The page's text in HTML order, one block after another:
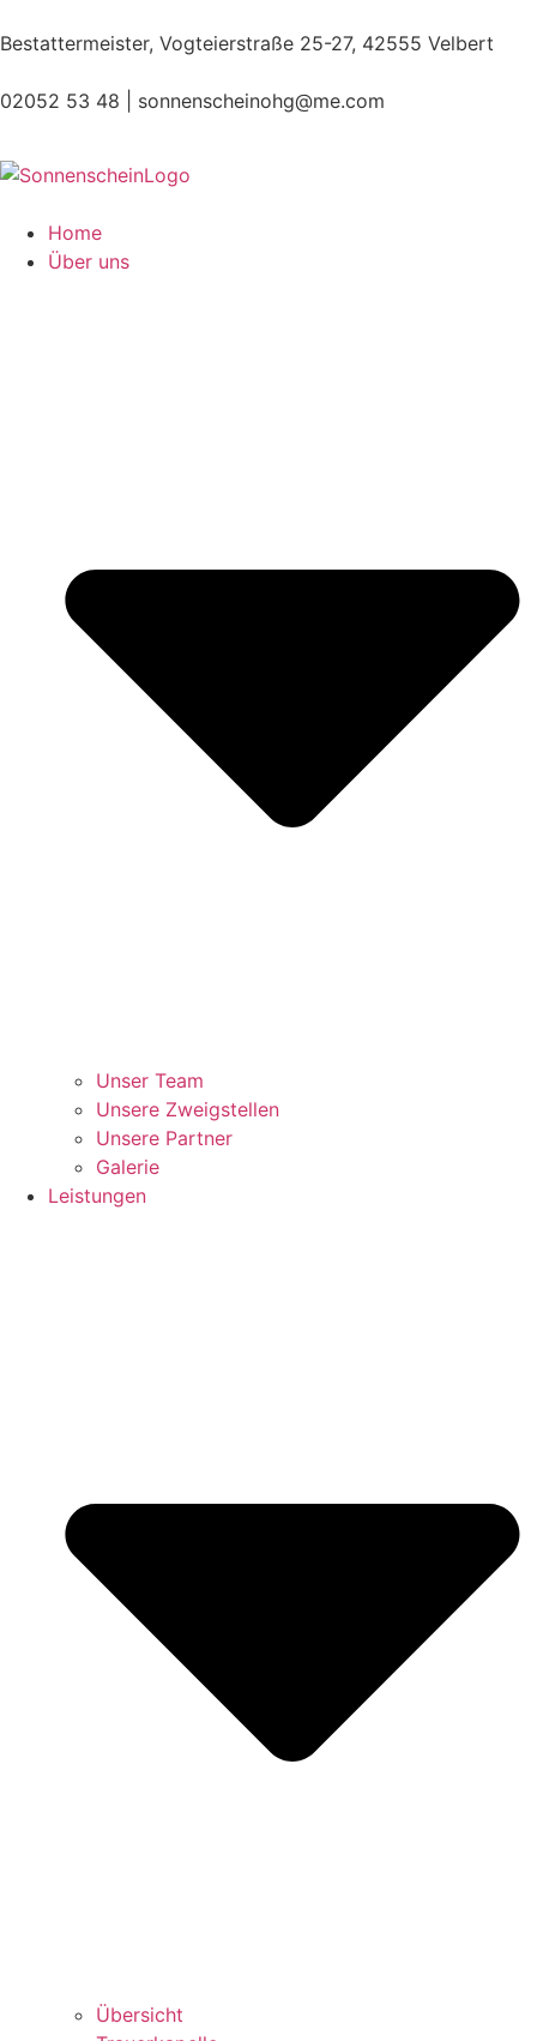
Bestattermeister, Vogteierstraße 25-27, 42555 Velbert
02052 53 48 | sonnenscheinohg@me.com
Home
Über uns
Unser Team
Unsere Zweigstellen
Unsere Partner
Galerie
Leistungen
Übersicht